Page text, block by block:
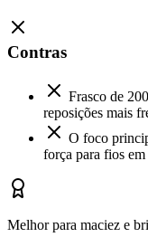
Contras
Frasco de
reposições mais
O foco
força para fios
Melhor para maciez e